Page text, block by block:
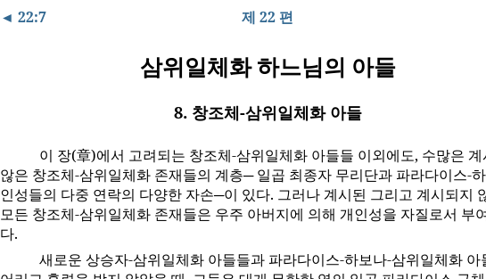
◄ 22:7 제 22 편
삼위일체화 하느님의 아들
8. 창조체-삼위일체화 아들
이 장(章)에서 고려되는 창조체-삼위일체화 아들들 이외에도, 수많은 계
않은 창조체-삼위일체화 존재들의 계층─ 일곱 최종자 무리단과 파라다이스-
인성들의 다중 연락의 다양한 자손─이 있다. 그러나 계시된 그리고 계시되지
모든 창조체-삼위일체화 존재들은 우주 아버지에 의해 개인성을 자질로서 부
다.
새로운 상승자-삼위일체화 아들들과 파라다이스-하보나-삼위일체화 아